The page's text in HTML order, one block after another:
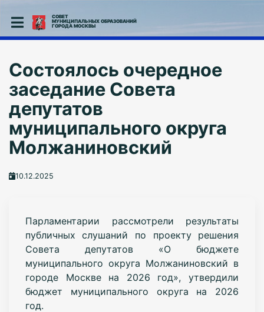
СОВЕТ
МУНИЦИПАЛЬНЫХ ОБРАЗОВАНИЙ
ГОРОДА МОСКВЫ
Состоялось очередное
заседание Совета
депутатов
муниципального округа
Молжаниновский
10.12.2025
Парламентарии рассмотрели результаты
публичных слушаний по проекту решения
Совета депутатов «О бюджете
муниципального округа Молжаниновский в
городе Москве на 2026 год», утвердили
бюджет муниципального округа на 2026
год.